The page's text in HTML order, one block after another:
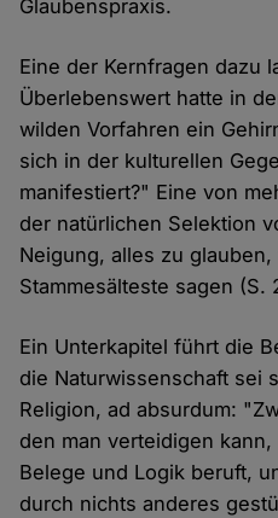
Glaubenspraxis.
Eine der Kernfragen dazu
Überlebenswert hatte in
wilden Vorfahren ein
sich in der kulturellen
manifestiert?" Eine von
der natürlichen Selektion
Neigung, alles zu glauben,
Stammesälteste sagen (S.
Ein Unterkapitel führt die
die Naturwissenschaft sei
Religion, ad absurdum:
den man verteidigen
Belege und Logik beruft,
durch nichts anderes